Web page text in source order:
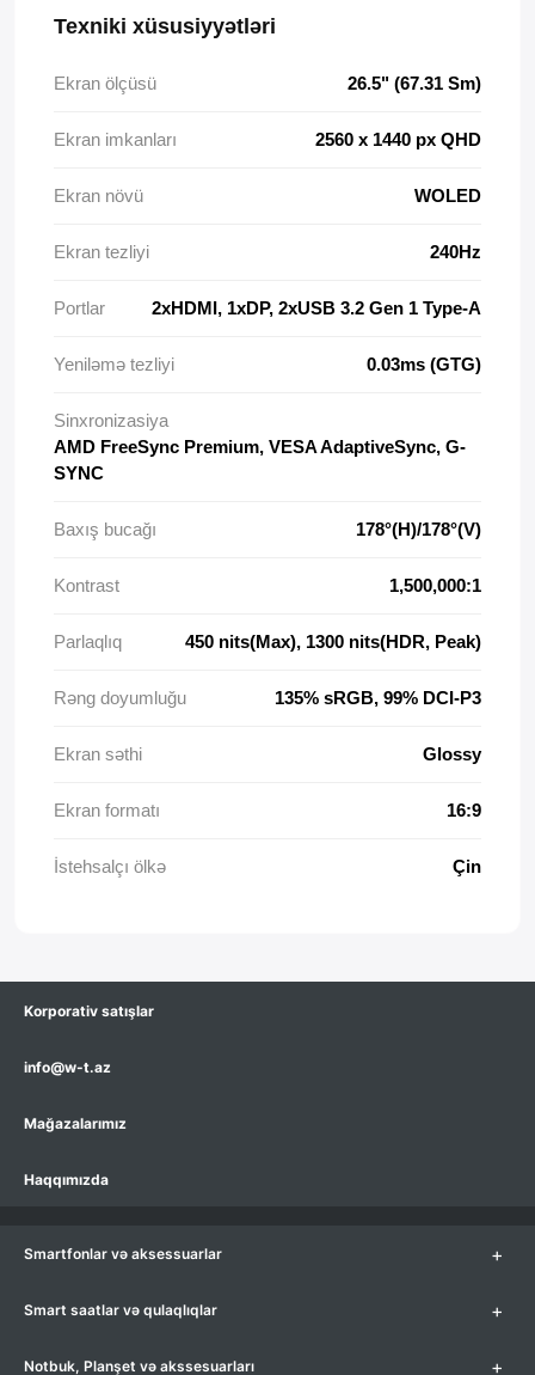
Texniki xüsusiyyətləri
Ekran ölçüsü 26.5" (67.31 Sm)
Ekran imkanları 2560 x 1440 px QHD
Ekran növü WOLED
Ekran tezliyi 240Hz
Portlar 2xHDMI, 1xDP, 2xUSB 3.2 Gen 1 Type-A
Yeniləmə tezliyi 0.03ms (GTG)
Sinxronizasiya
AMD FreeSync Premium, VESA AdaptiveSync, G-
SYNC
Baxış bucağı 178°(H)/178°(V)
Kontrast 1,500,000:1
Parlaqlıq 450 nits(Max), 1300 nits(HDR, Peak)
Rəng doyumluğu 135% sRGB, 99% DCI-P3
Ekran səthi Glossy
Ekran formatı 16:9
İstehsalçı ölkə Çin
Korporativ satışlar
info@w-t.az
Mağazalarımız
Haqqımızda
Smartfonlar və aksessuarlar +
Smart saatlar və qulaqlıqlar +
Notbuk, Planşet və akssesuarları +